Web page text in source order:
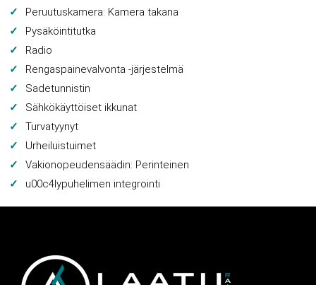
Peruutuskamera: Kamera takana
Pysäköintitutka
Radio
Rengaspainevalvonta -järjestelmä
Sadetunnistin
Sähkökäyttöiset ikkunat
Turvatyynyt
Urheiluistuimet
Vakionopeudensäädin: Perinteinen
u00c4lypuhelimen integrointi